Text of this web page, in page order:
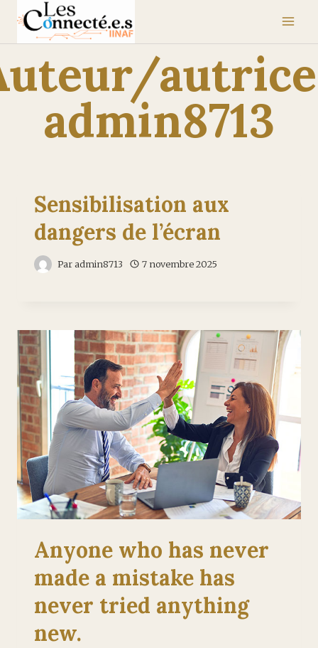
admin8713
Sensibilisation aux
dangers de l’écran
Paradmin8713 7 novembre 2025
Anyone who has never
made a mistake has
never tried anything
new.